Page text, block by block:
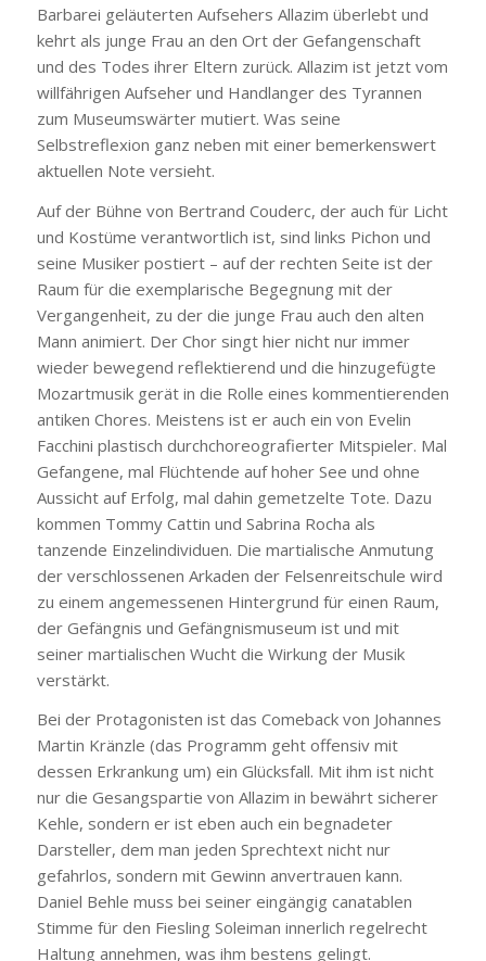
Barbarei geläuterten Aufsehers Allazim überlebt und
kehrt als junge Frau an den Ort der Gefangenschaft
und des Todes ihrer Eltern zurück. Allazim ist jetzt vom
willfährigen Aufseher und Handlanger des Tyrannen
zum Museumswärter mutiert. Was seine
Selbstreflexion ganz neben mit einer bemerkenswert
aktuellen Note versieht.
Auf der Bühne von Bertrand Couderc, der auch für Licht
und Kostüme verantwortlich ist, sind links Pichon und
seine Musiker postiert – auf der rechten Seite ist der
Raum für die exemplarische Begegnung mit der
Vergangenheit, zu der die junge Frau auch den alten
Mann animiert. Der Chor singt hier nicht nur immer
wieder bewegend reflektierend und die hinzugefügte
Mozartmusik gerät in die Rolle eines kommentierenden
antiken Chores. Meistens ist er auch ein von Evelin
Facchini plastisch durchchoreografierter Mitspieler. Mal
Gefangene, mal Flüchtende auf hoher See und ohne
Aussicht auf Erfolg, mal dahin gemetzelte Tote. Dazu
kommen Tommy Cattin und Sabrina Rocha als
tanzende Einzelindividuen. Die martialische Anmutung
der verschlossenen Arkaden der Felsenreitschule wird
zu einem angemessenen Hintergrund für einen Raum,
der Gefängnis und Gefängnismuseum ist und mit
seiner martialischen Wucht die Wirkung der Musik
verstärkt.
Bei der Protagonisten ist das Comeback von Johannes
Martin Kränzle (das Programm geht offensiv mit
dessen Erkrankung um) ein Glücksfall. Mit ihm ist nicht
nur die Gesangspartie von Allazim in bewährt sicherer
Kehle, sondern er ist eben auch ein begnadeter
Darsteller, dem man jeden Sprechtext nicht nur
gefahrlos, sondern mit Gewinn anvertrauen kann.
Daniel Behle muss bei seiner eingängig canatablen
Stimme für den Fiesling Soleiman innerlich regelrecht
Haltung annehmen, was ihm bestens gelingt.